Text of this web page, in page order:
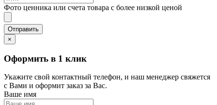
Фото ценника или счета товара с более низкой ценой
×
Оформить в 1 клик
Укажите свой контактный телефон, и наш менеджер свяжется
с Вами и оформит заказ за Вас.
Ваше имя